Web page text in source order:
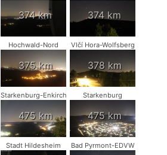
374 km 374 km
Hochwald-Nord
375 km
Vlčí Hora-Wolfsberg
378 km
Starkenburg-Enkirch
475 km
Starkenburg
475 km
Stadt Hildesheim Bad Pyrmont-EDVW